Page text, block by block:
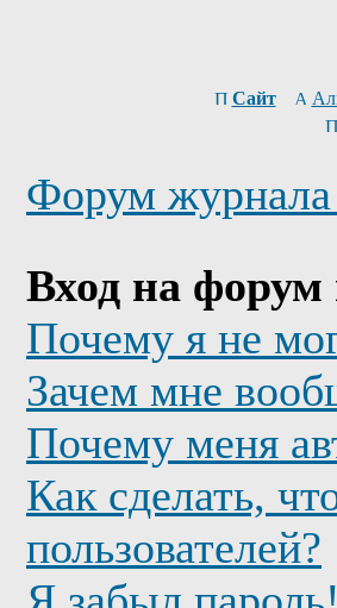
Сайт
Форум журнала
Вход на форум
Почему я не
Зачем мне
Почему меня
Как сделать,
пользователей?